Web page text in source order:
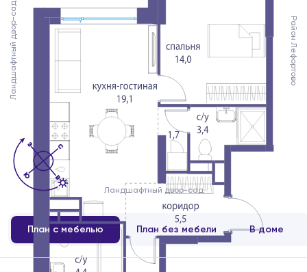
План с мебелью План без мебели В доме
Район Лефортово
Ландшафтный двор-сад
Ландшафтный двор-сад